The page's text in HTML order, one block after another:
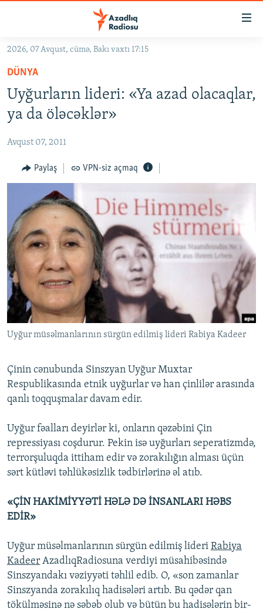
Əsas
qayıt
Əsas
naviqasiyaya
qayıt
KORRUPSIOMETR
FƏRQƏ BAX
QANUNI DOĞRU
ARAŞDIRMA
MULTIMEDIA
VIDEO
FOTOQALEREYA
İNFOQRAFIKA
KARIKATURA
RADIO ARXIV
OXU ZALI
AZƏRBAYCAN ƏDƏBIYYATI KITABXANASI
İSLAM VƏ DEMOKRATIYA
İZ - MƏDƏNIYYƏT PROQRAMI
HAQQIMIZDA
MISSIYAMIZ
PEŞƏ ETIKASI VƏ JURNALISTIKA STANDARTLARIMIZ
MATERIALLARIMIZDAN ISTIFADƏ
AZADLIQRADIOSU MOBIL TELEFONUNUZDA
XƏBƏR BÜLLETENLƏRIMIZ
BIZI IZLƏ
RFE/RL-in bütün saytları
2026, 07 Avqust, cümə, Bakı vaxtı 17:15
DÜNYA
Uyğurların lideri: «Ya azad olacaqlar,
ya da öləcəklər»
Avqust 07, 2011
Paylaş VPN-siz açmaq
Uyğur müsəlmanlarının sürgün edilmiş lideri Rabiya Kadeer
Çinin cənubunda Sinszyan Uyğur Muxtar
Respublikasında etnik uyğurlar və han çinlilər arasında
qanlı toqquşmalar davam edir.
Uyğur fəalları deyirlər ki, onların qəzəbini Çin
repressiyası coşdurur. Pekin isə uyğurları seperatizmdə,
terrorşuluqda ittiham edir və zorakılığın alması üçün
sərt kütləvi təhlükəsizlik tədbirlərinə əl atıb.
«ÇİN HAKİMİYYƏTİ HƏLƏ DƏ İNSANLARI HƏBS
EDİR»
Uyğur müsəlmanlarının sürgün edilmiş lideri Rabiya
Kadeer AzadlıqRadiosuna verdiyi müsahibəsində
Sinszyandakı vəziyyəti təhlil edib. O, «son zamanlar
Sinszyanda zorakılıq hadisələri artıb. Bu qədər qan
tökülməsinə nə səbəb olub və bütün bu hadisələrin bir-